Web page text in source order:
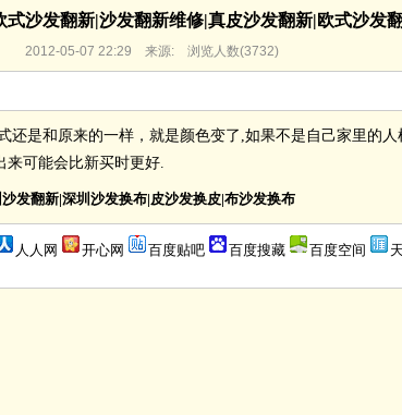
式沙发翻新|沙发翻新维修|真皮沙发翻新|欧式沙发
2012-05-07 22:29 来源: 浏览人数(3732)
是和原来的一样，就是颜色变了,如果不是自己家里的人
来可能会比新买时更好.
发翻新|深圳沙发换布|皮沙发换皮|布沙发换布
人人网 开心网 百度贴吧 百度搜藏 百度空间